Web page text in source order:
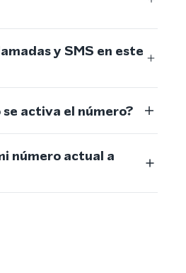
y SMS en este
activa el número?
número actual a